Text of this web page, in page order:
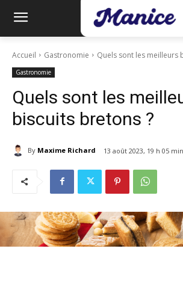
Accueil Gastronomie Quels sont les meilleurs
Gastronomie
Quels sont les
biscuits bretons ?
By Maxime Richard 13 août 2023, 19 h 05 min